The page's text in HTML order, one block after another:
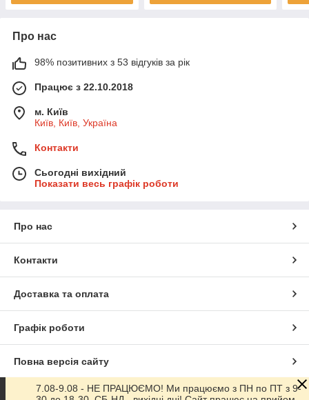
Про нас
98% позитивних з 53 відгуків за рік
Працює з 22.10.2018
м. Київ
Київ, Київ, Україна
Контакти
Сьогодні вихідний
Показати весь графік роботи
Про нас
Контакти
Доставка та оплата
Графік роботи
Повна версія сайту
Сайт створено на маркетплейсіProm.ua
7.08-9.08 - НЕ ПРАЦЮЄМО! Ми працюємо з ПН по ПТ з 9-